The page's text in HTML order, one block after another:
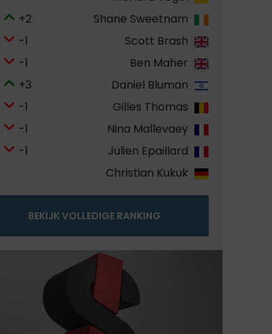
+2
Shane Sweetnam
-1
Scott Brash
-1
Ben Maher
+3
Daniel Bluman
-1
Gilles Thomas
-1
Nina Mallevaey
-1
Julien Epaillard
Christian Kukuk
BEKIJK VOLLEDIGE RANKING